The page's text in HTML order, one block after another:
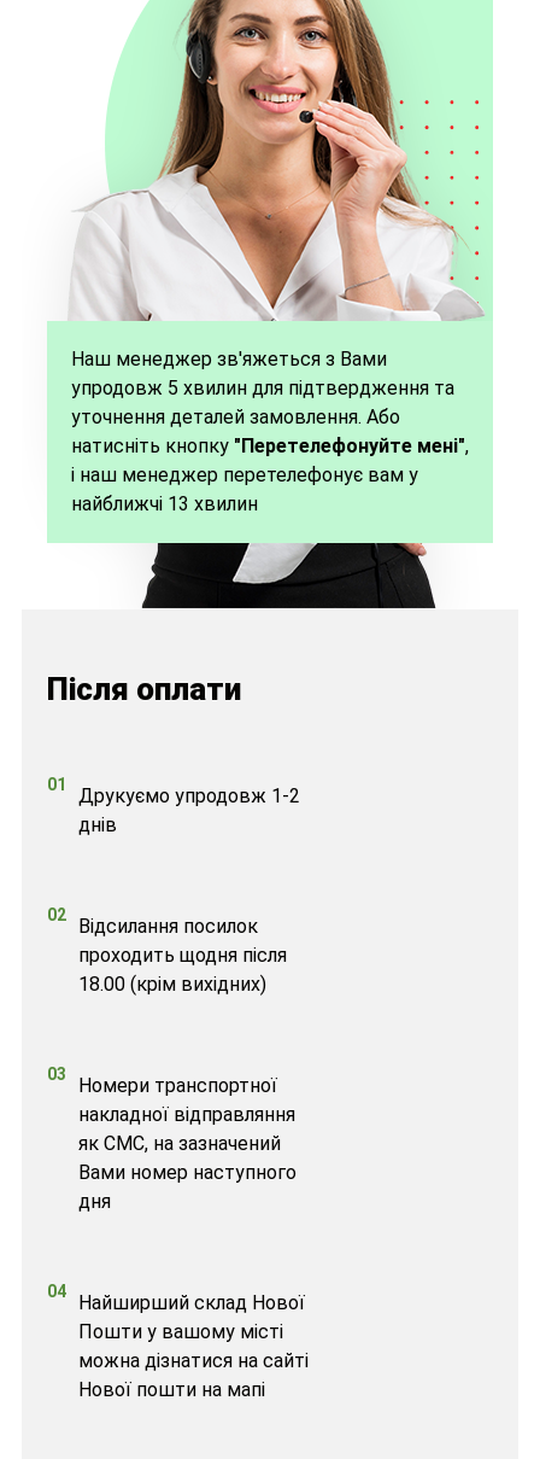
Наш менеджер зв'яжеться з Вами
упродовж 5 хвилин для підтвердження та
уточнення деталей замовлення. Або
натисніть кнопку "Перетелефонуйте мені",
і наш менеджер перетелефонує вам у
найближчі 13 хвилин
Після оплати
01
Друкуємо упродовж 1-2
днів
02
Відсилання посилок
проходить щодня після
18.00 (крім вихідних)
03
Номери транспортної
накладної відправляння
як СМС, на зазначений
Вами номер наступного
дня
04
Найширший склад Нової
Пошти у вашому місті
можна дізнатися на сайті
Нової пошти на мапі